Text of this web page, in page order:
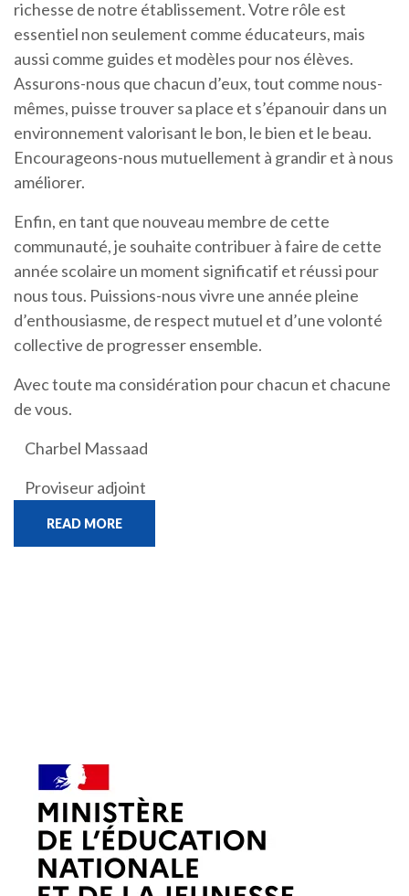
richesse de notre établissement. Votre rôle est
essentiel non seulement comme éducateurs, mais
aussi comme guides et modèles pour nos élèves.
Assurons-nous que chacun d’eux, tout comme nous-
mêmes, puisse trouver sa place et s’épanouir dans un
environnement valorisant le bon, le bien et le beau.
Encourageons-nous mutuellement à grandir et à nous
améliorer.
Enfin, en tant que nouveau membre de cette
communauté, je souhaite contribuer à faire de cette
année scolaire un moment significatif et réussi pour
nous tous. Puissions-nous vivre une année pleine
d’enthousiasme, de respect mutuel et d’une volonté
collective de progresser ensemble.
Avec toute ma considération pour chacun et chacune
de vous.
Charbel Massaad
Proviseur adjoint
READ MORE